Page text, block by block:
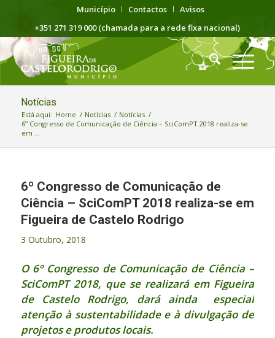
Município Contactos
Avisos
+351 271 319 000 (chamada para a rede fixa nacional)
Notícias
Está aqui: Home / Notícias / Notícias /
6º Congresso de Comunicação de Ciência – SciComPT 2018 realiza-se
em ...
6º Congresso de Comunicação de
Ciência – SciComPT 2018 realiza-se em
Figueira de Castelo Rodrigo
3 Outubro, 2018
O 6º Congresso de Comunicação de Ciência –
SciComPT 2018, que se realizará em Figueira
de Castelo Rodrigo, dará ainda especial
atenção à sustentabilidade e à divulgação de
projetos e produtos locais.